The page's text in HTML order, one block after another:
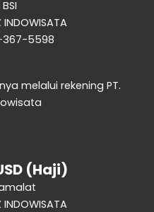
367-5598
melalui rekening PT.
(Haji)